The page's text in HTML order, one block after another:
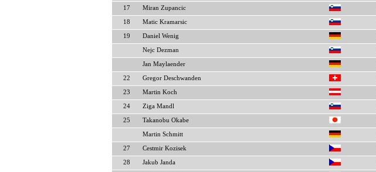
17 Miran Zupancic
18 Matic Kramarsic
19 Daniel Wenig
Nejc Dezman
Jan Maylaender
22 Gregor Deschwanden
23 Martin Koch
24 Ziga Mandl
25 Takanobu Okabe
Martin Schmitt
27 Cestmir Kozisek
28 Jakub Janda